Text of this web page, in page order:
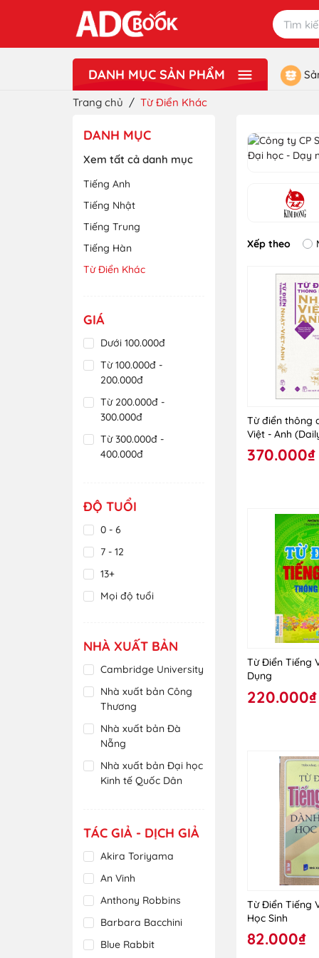
DANH MỤC SẢN PHẨM
Trang chủ / Từ Điển Khác
DANH MỤC
Xem tất cả danh mục
Tiếng Anh
Tiếng Nhật
Tiếng Trung
Tiếng Hàn
Từ Điển Khác
GIÁ
Dưới 100.000đ
Từ 100.000đ -
200.000đ
Từ 200.000đ -
300.000đ
Từ 300.000đ -
400.000đ
Từ 500.000đ -
600.000đ
Trên 600.000đ
ĐỘ TUỔI
0 - 6
7 - 12
13+
Mọi độ tuổi
NHÀ XUẤT BẢN
Cambridge University
Nhà xuất bản Công
Thương
Nhà xuất bản Đà
Nẵng
Nhà xuất bản Đại học
Kinh tế Quốc Dân
Nhà xuất bản Đại Học
Sư Phạm
Nhà xuất bản Đại Học
Minh
Nhà xuất bản Dân Trí
Nhà xuất bản Giáo
TÁC GIẢ - DỊCH GIẢ
Akira Toriyama
An Vinh
Anthony Robbins
Barbara Bacchini
Blue Rabbit
Xếp theo
Từ điển thông
Việt - Anh
Vietnamese -
Dictionary)
370.000₫
Từ Điển Tiếng
Dụng
220.000₫
Từ Điển Tiếng
Học Sinh
82.000₫